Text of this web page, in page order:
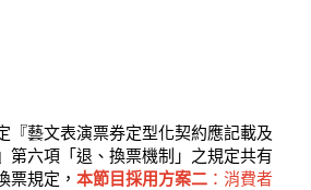
『藝文表演票券定型化契約應記載及
第六項「退、換票機制」之規定共有
票規定， 本節目採用方案二 ：消費者